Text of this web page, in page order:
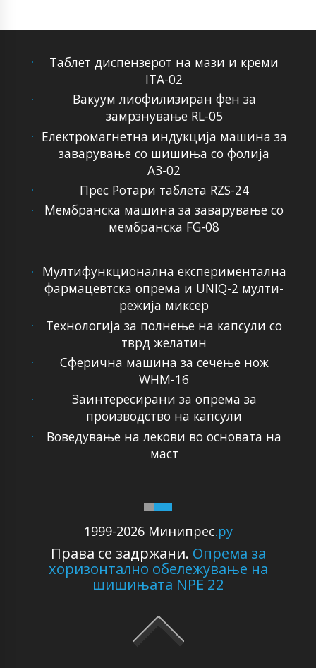
Таблет диспензерот на мази и креми
ITA-02
Вакуум лиофилизиран фен за
замрзнување RL-05
Електромагнетна индукција машина за
заварување со шишиња со фолија
АЗ-02
Прес Ротари таблета RZS-24
Мембранска машина за заварување со
мембранска FG-08
1999-2026 Минипрес.ру
Права се задржани. Опрема за
хоризонтално обележување на
шишињата NPE 22
Мултифункционална експериментална
фармацевтска опрема и UNIQ-2 мулти-
режија миксер
Технологија за полнење на капсули со
тврд желатин
Сферична машина за сечење нож
WHM-16
Заинтересирани за опрема за
производство на капсули
Воведување на лекови во основата на
маст